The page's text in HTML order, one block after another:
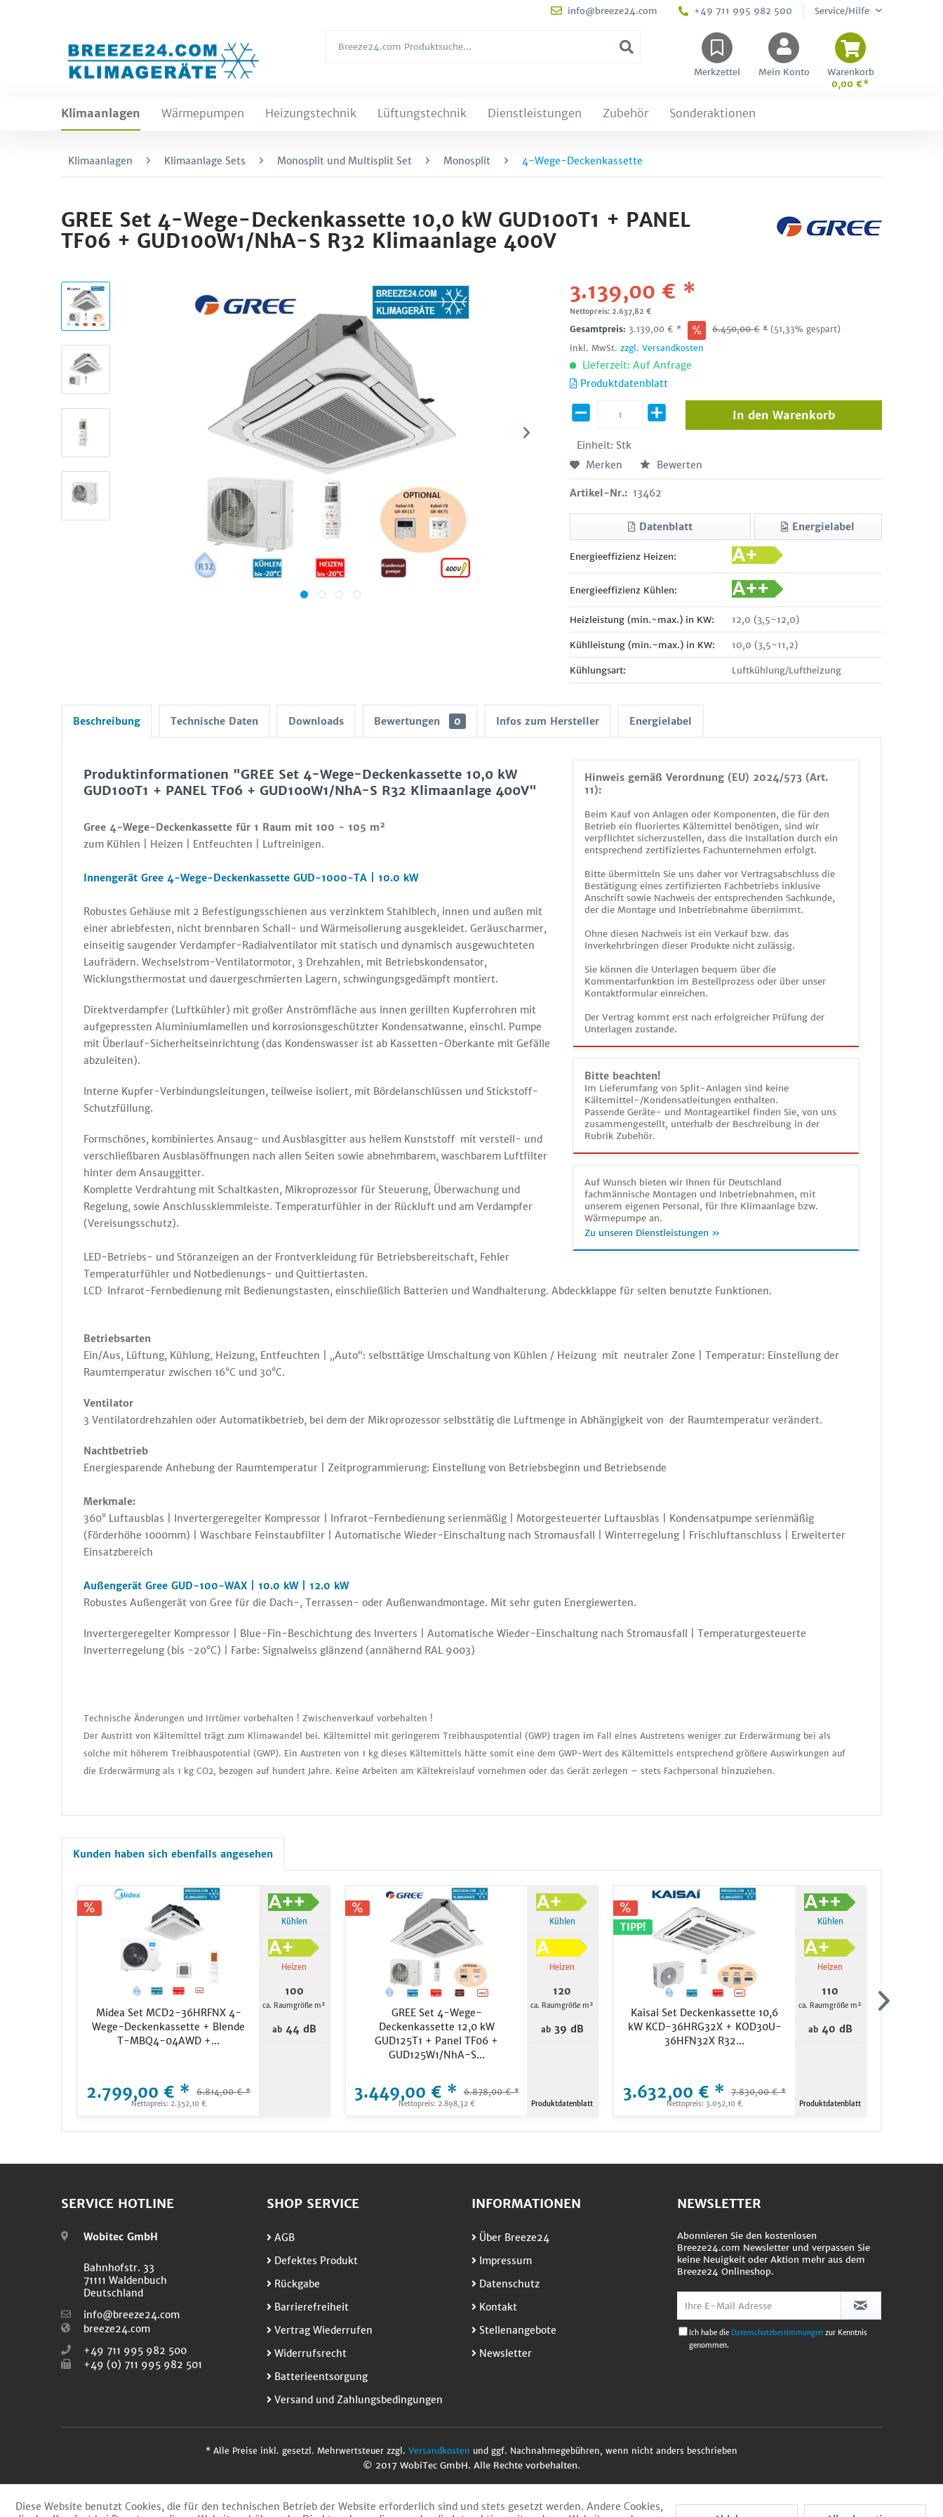
info@breeze24.com +49 711 995 982 500 Service/Hilfe
Merkzettel Mein Konto
Warenkorb
0,00 €*
Klimaanlagen Wärmepumpen Heizungstechnik Lüftungstechnik Dienstleistungen Zubehör Sonderaktionen
Klimaanlagen Klimaanlage Sets Monosplit und Multisplit Set Monosplit 4-Wege-Deckenkassette
GREE Set 4-Wege-Deckenkassette 10,0 kW GUD100T1 + PANEL
TF06 + GUD100W1/NhA-S R32 Klimaanlage 400V
3.139,00 € *
Nettopreis: 2.637,82 €
Gesamtpreis: 3.139,00 € * 6.450,00€ * (51,33% gespart)
inkl. MwSt.zzgl. Versandkosten
Lieferzeit: Auf Anfrage
Produktdatenblatt
Einheit: Stk
In den Warenkorb
Merken Bewerten
Artikel-Nr.: 13462
Datenblatt Energielabel
Energieeffizienz Heizen:
Energieeffizienz Kühlen:
Heizleistung (min.~max.) in KW: 12,0 (3,5~12,0)
Kühlleistung (min.~max.) in KW: 10,0 (3,5~11,2)
Kühlungsart: Luftkühlung/Luftheizung
Beschreibung Technische Daten Downloads Bewertungen 0 Infos zum Hersteller Energielabel
Hinweis gemäß Verordnung (EU) 2024/573 (Art.
11):
Beim Kauf von Anlagen oder Komponenten, die für den
Betrieb ein fluoriertes Kältemittel benötigen, sind wir
verpflichtet sicherzustellen, dass die Installation durch ein
entsprechend zertifiziertes Fachunternehmen erfolgt.
Bitte übermitteln Sie uns daher vor Vertragsabschluss die
Bestätigung eines zertifizierten Fachbetriebs inklusive
Anschrift sowie Nachweis der entsprechenden Sachkunde,
der die Montage und Inbetriebnahme übernimmt.
Ohne diesen Nachweis ist ein Verkauf bzw. das
Inverkehrbringen dieser Produkte nicht zulässig.
Sie können die Unterlagen bequem über die
Kommentarfunktion im Bestellprozess oder über unser
Kontaktformular einreichen.
Der Vertrag kommt erst nach erfolgreicher Prüfung der
Unterlagen zustande.
Bitte beachten!
Im Lieferumfang von Split-Anlagen sind keine
Kältemittel-/Kondensatleitungen enthalten.
Passende Geräte- und Montageartikel finden Sie, von uns
zusammengestellt, unterhalb der Beschreibung in der
Rubrik Zubehör.
Auf Wunsch bieten wir Ihnen für Deutschland
fachmännische Montagen und Inbetriebnahmen, mit
unserem eigenen Personal, für Ihre Klimaanlage bzw.
Wärmepumpe an.
Zu unseren Dienstleistungen »
Produktinformationen "GREE Set 4-Wege-Deckenkassette 10,0 kW
GUD100T1 + PANEL TF06 + GUD100W1/NhA-S R32 Klimaanlage 400V"
Gree 4-Wege-Deckenkassette für 1 Raum mit 100 - 105 m²
zum Kühlen | Heizen | Entfeuchten | Luftreinigen.
Innengerät Gree 4-Wege-Deckenkassette GUD-1000-TA | 10.0 kW
Robustes Gehäuse mit 2 Befestigungsschienen aus verzinktem Stahlblech, innen und außen mit
einer abriebfesten, nicht brennbaren Schall- und Wärmeisolierung ausgekleidet. Geräuscharmer,
einseitig saugender Verdampfer-Radialventilator mit statisch und dynamisch ausgewuchteten
Laufrädern. Wechselstrom-Ventilatormotor, 3 Drehzahlen, mit Betriebskondensator,
Wicklungsthermostat und dauergeschmierten Lagern, schwingungsgedämpft montiert.
Direktverdampfer (Luftkühler) mit großer Anströmfläche aus innen gerillten Kupferrohren mit
aufgepressten Aluminiumlamellen und korrosionsgeschützter Kondensatwanne, einschl. Pumpe
mit Überlauf-Sicherheitseinrichtung (das Kondenswasser ist ab Kassetten-Oberkante mit Gefälle
abzuleiten).
Interne Kupfer-Verbindungsleitungen, teilweise isoliert, mit Bördelanschlüssen und Stickstoff-
Schutzfüllung.
Formschönes, kombiniertes Ansaug- und Ausblasgitter aus hellem Kunststoff mit verstell- und
verschließbaren Ausblasöffnungen nach allen Seiten sowie abnehmbarem, waschbarem Luftfilter
hinter dem Ansauggitter.
Komplette Verdrahtung mit Schaltkasten, Mikroprozessor für Steuerung, Überwachung und
Regelung, sowie Anschlussklemmleiste. Temperaturfühler in der Rückluft und am Verdampfer
(Vereisungsschutz).
LED-Betriebs- und Störanzeigen an der Frontverkleidung für Betriebsbereitschaft, Fehler
Temperaturfühler und Notbedienungs- und Quittiertasten.
LCD Infrarot-Fernbedienung mit Bedienungstasten, einschließlich Batterien und Wandhalterung. Abdeckklappe für selten benutzte Funktionen.
Betriebsarten
Ein/Aus, Lüftung, Kühlung, Heizung, Entfeuchten | „Auto“: selbsttätige Umschaltung von Kühlen / Heizung mit neutraler Zone | Temperatur: Einstellung der
Raumtemperatur zwischen 16°C und 30°C.
Ventilator
3 Ventilatordrehzahlen oder Automatikbetrieb, bei dem der Mikroprozessor selbsttätig die Luftmenge in Abhängigkeit von der Raumtemperatur verändert.
Nachtbetrieb
Energiesparende Anhebung der Raumtemperatur | Zeitprogrammierung: Einstellung von Betriebsbeginn und Betriebsende
Merkmale:
360° Luftausblas | Invertergeregelter Kompressor | Infrarot-Fernbedienung serienmäßig | Motorgesteuerter Luftausblas | Kondensatpumpe serienmäßig
(Förderhöhe 1000mm) | Waschbare Feinstaubfilter | Automatische Wieder-Einschaltung nach Stromausfall | Winterregelung | Frischluftanschluss | Erweiterter
Einsatzbereich
Außengerät Gree GUD-100-WAX | 10.0 kW | 12.0 kW
Robustes Außengerät von Gree für die Dach-, Terrassen- oder Außenwandmontage. Mit sehr guten Energiewerten.
Invertergeregelter Kompressor | Blue-Fin-Beschichtung des Inverters | Automatische Wieder-Einschaltung nach Stromausfall | Temperaturgesteuerte
Inverterregelung (bis -20°C) | Farbe: Signalweiss glänzend (annähernd RAL 9003)
Technische Änderungen und Irrtümer vorbehalten ! Zwischenverkauf vorbehalten !
Der Austritt von Kältemittel trägt zum Klimawandel bei. Kältemittel mit geringerem Treibhauspotential (GWP) tragen im Fall eines Austretens weniger zur Erderwärmung bei als
solche mit höherem Treibhauspotential (GWP). Ein Austreten von 1 kg dieses Kältemittels hätte somit eine dem GWP-Wert des Kältemittels entsprechend größere Auswirkungen auf
die Erderwärmung als 1 kg CO2, bezogen auf hundert Jahre. Keine Arbeiten am Kältekreislauf vornehmen oder das Gerät zerlegen – stets Fachpersonal hinzuziehen.
Kunden haben sich ebenfalls angesehen
Midea Set MCD2-36HRFNX 4-
Wege-Deckenkassette + Blende
T-MBQ4-04AWD +...
2.799,00 € * 6.814,00 € *
Nettopreis: 2.352,10 €
Kühlen
Heizen
100
ca. Raumgröße m²
ab44 dB
GREE Set 4-Wege-
Deckenkassette 12,0 kW
GUD125T1 + Panel TF06 +
GUD125W1/NhA-S...
3.449,00 € * 6.878,00 € *
Nettopreis: 2.898,32 €
Kühlen
Heizen
120
ca. Raumgröße m²
ab39 dB
Produktdatenblatt
TIPP!
Kaisai Set Deckenkassette 10,6
kW KCD-36HRG32X + KOD30U-
36HFN32X R32...
3.632,00 € * 7.830,00 € *
Nettopreis: 3.052,10 €
Kühlen
Heizen
110
ca. Raumgröße m²
ab40 dB
Produktdatenblatt
SERVICE HOTLINE
Wobitec GmbH
Bahnhofstr. 33
71111 Waldenbuch
Deutschland
info@breeze24.com
breeze24.com
+49 711 995 982 500
+49 (0) 711 995 982 501
SHOP SERVICE
AGB
Defektes Produkt
Rückgabe
Barrierefreiheit
Vertrag Wiederrufen
Widerrufsrecht
Batterieentsorgung
Versand und Zahlungsbedingungen
INFORMATIONEN
Über Breeze24
Impressum
Datenschutz
Kontakt
Stellenangebote
Newsletter
NEWSLETTER
Abonnieren Sie den kostenlosen
Breeze24.com Newsletter und verpassen Sie
keine Neuigkeit oder Aktion mehr aus dem
Breeze24 Onlineshop.
Ich habe die Datenschutzbestimmungen zur Kenntnis
genommen.
* Alle Preise inkl. gesetzl. Mehrwertsteuer zzgl. Versandkosten und ggf. Nachnahmegebühren, wenn nicht anders beschrieben
© 2017 WobiTec GmbH. Alle Rechte vorbehalten.
Diese Website benutzt Cookies, die für den technischen Betrieb der Website erforderlich sind und stets gesetzt werden. Andere Cookies,